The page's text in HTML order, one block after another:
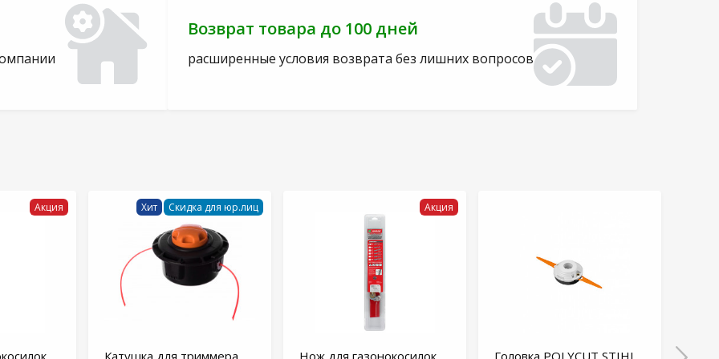
Возврат товара до 100 дней
расширенные условия возврата без лишних вопросов
Акция Хит Скидка для юр.лиц
Катушка для триммера
Акция
Нож для газонокосилок
Головка POLYCUT STIHL